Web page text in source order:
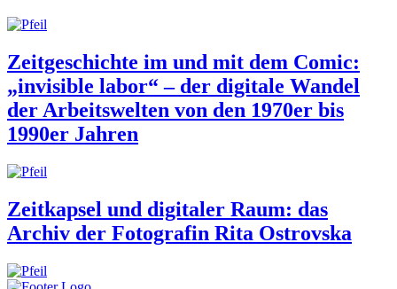
Zeitgeschichte im und mit dem Comic:
„invisible labor“ – der digitale Wandel
der Arbeitswelten von den 1970er bis
1990er Jahren
Zeitkapsel und digitaler Raum: das
Archiv der Fotografin Rita Ostrovska